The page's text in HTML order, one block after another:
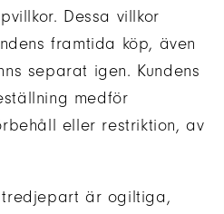
Dessa villkor
framtida köp, även
separat igen. Kundens
medför
eller restriktion, av
är ogiltiga,